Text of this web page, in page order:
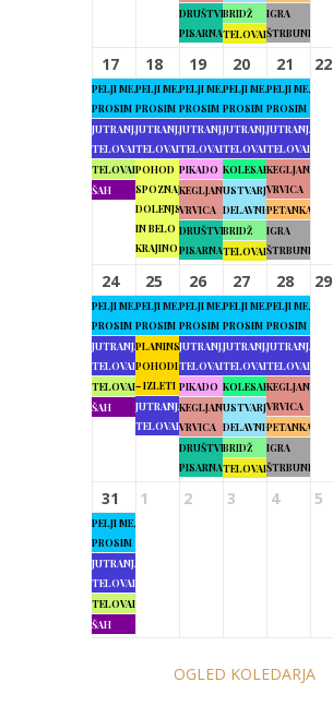
DRUŠTVENA
PISARNA
BRIDŽ
TELOVADBA
IGRA
ŠTRBUNK
17
PELJI ME,
PROSIM
JUTRANJA
TELOVADBA
TELOVADBA
ŠAH
18
PELJI ME,
PROSIM
JUTRANJA
TELOVADBA
POHOD
SPOZNAJMO
DOLENJSKO
IN BELO
KRAJINO
19
PELJI ME,
PROSIM
JUTRANJA
TELOVADBA
PIKADO
KEGLJANJE
VRVICA
DRUŠTVENA
PISARNA
20
PELJI ME,
PROSIM
JUTRANJA
TELOVADBA
KOLESARJENJE
USTVARJALNE
DELAVNICE
BRIDŽ
TELOVADBA
21
PELJI ME,
PROSIM
JUTRANJA
TELOVADBA
KEGLJANJE
VRVICA
PETANKA
IGRA
ŠTRBUNK
22
24
PELJI ME,
PROSIM
JUTRANJA
TELOVADBA
TELOVADBA
ŠAH
25
PELJI ME,
PROSIM
PLANINSKI
POHODI
– IZLETI
JUTRANJA
TELOVADBA
26
PELJI ME,
PROSIM
JUTRANJA
TELOVADBA
PIKADO
KEGLJANJE
VRVICA
DRUŠTVENA
PISARNA
27
PELJI ME,
PROSIM
JUTRANJA
TELOVADBA
KOLESARJENJE
USTVARJALNE
DELAVNICE
BRIDŽ
TELOVADBA
28
PELJI ME,
PROSIM
JUTRANJA
TELOVADBA
KEGLJANJE
VRVICA
PETANKA
IGRA
ŠTRBUNK
29
31
PELJI ME,
PROSIM
JUTRANJA
TELOVADBA
TELOVADBA
ŠAH
1 2 3 4 5
OGLED KOLEDARJA